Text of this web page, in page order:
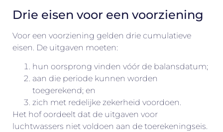
Drie eisen voor een voorziening
Voor een voorziening gelden drie cumulatieve
eisen. De uitgaven moeten:
hun oorsprong vinden vóór de balansdatum;
aan die periode kunnen worden
toegerekend; en
zich met redelijke zekerheid voordoen.
Het hof oordeelt dat de uitgaven voor
luchtwassers niet voldoen aan de toerekeningseis.